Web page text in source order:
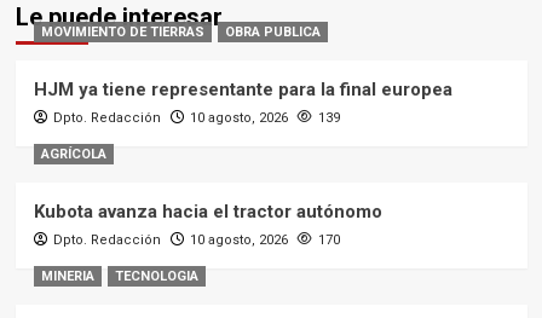
Le puede interesar
MOVIMIENTO DE TIERRAS OBRA PUBLICA
HJM ya tiene representante para la final europea
Dpto. Redacción 10 agosto, 2026 139
AGRÍCOLA
Kubota avanza hacia el tractor autónomo
Dpto. Redacción 10 agosto, 2026 170
MINERIA TECNOLOGIA